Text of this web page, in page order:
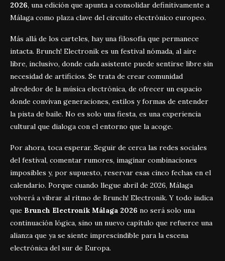
2026, una edición que apunta a consolidar definitivamente a
Málaga como plaza clave del circuito electrónico europeo.
Más allá de los carteles, hay una filosofía que permanece
intacta. Brunch! Electronik es un festival nómada, al aire
libre, inclusivo, donde cada asistente puede sentirse libre sin
necesidad de artificios. Se trata de crear comunidad
alrededor de la música electrónica, de ofrecer un espacio
donde convivan generaciones, estilos y formas de entender
la pista de baile. No es solo una fiesta, es una experiencia
cultural que dialoga con el entorno que la acoge.
Por ahora, toca esperar. Seguir de cerca las redes sociales
del festival, comentar rumores, imaginar combinaciones
imposibles y, por supuesto, reservar esas cinco fechas en el
calendario. Porque cuando llegue abril de 2026, Málaga
volverá a vibrar al ritmo de Brunch! Electronik. Y todo indica
que Brunch Electronik Málaga 2026 no será solo una
continuación lógica, sino un nuevo capítulo que refuerce una
alianza que ya se siente imprescindible para la escena
electrónica del sur de Europa.